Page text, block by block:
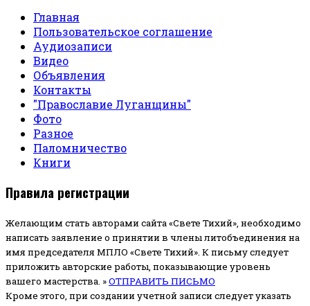
Главная
Пользовательское соглашение
Аудиозаписи
Видео
Объявления
Контакты
"Православие Луганщины"
Фото
Разное
Паломничество
Книги
Правила регистрации
Желающим стать авторами сайта «Свете Тихий», необходимо
написать заявление о принятии в члены литобъединения на
имя председателя МПЛО «Свете Тихий». К письму следует
приложить авторские работы, показывающие уровень
вашего мастерства. »ОТПРАВИТЬ ПИСЬМО
Кроме этого, при создании учетной записи следует указать